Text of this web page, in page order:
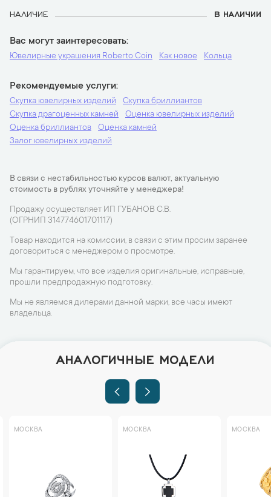
НАЛИЧИЕ
В НАЛИЧИИ
Вас могут заинтересовать
Ювелирные украшения Roberto Coin Как новое Кольца
Рекомендуемые услуги
Скупка ювелирных изделий
Скупка бриллиантов
Скупка драгоценных камней
Оценка ювелирных изделий
Оценка бриллиантов
Оценка камней
Залог ювелирных изделий
В связи с нестабильностью курсов валют, актуальную
стоимость в рублях уточняйте у менеджера!
Продажу осуществляет ИП ГУБАНОВ С.В.
(ОГРНИП 314774601701117)
Товар находится на комиссии, в связи с этим просим заранее
договориться с менеджером о просмотре.
Мы гарантируем, что все изделия оригинальные, исправные,
прошли предпродажную подготовку.
Мы не являемся дилерами данной марки, все часы имеют
владельца.
АНАЛОГИЧНЫЕ МОДЕЛИ
МОСКВА МОСКВА МОСКВА